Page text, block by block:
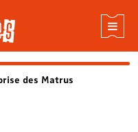
des Matrus